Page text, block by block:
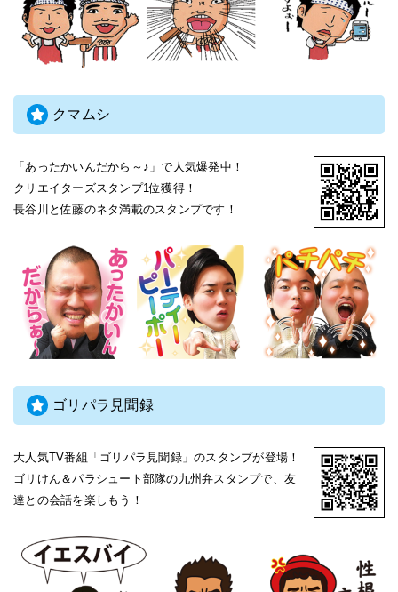
クマムシ
「あったかいんだから～♪」で人気爆発中！
クリエイターズスタンプ1位獲得！
長谷川と佐藤のネタ満載のスタンプです！
ゴリパラ見聞録
大人気TV番組「ゴリパラ見聞録」のスタンプが登場！
ゴリけん＆パラシュート部隊の九州弁スタンプで、友
達との会話を楽しもう！